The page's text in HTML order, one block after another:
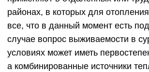
районах, в которых для
все, что в данный момент есть
случае вопрос выживаемости в
условиях может иметь
а комбинированные источники